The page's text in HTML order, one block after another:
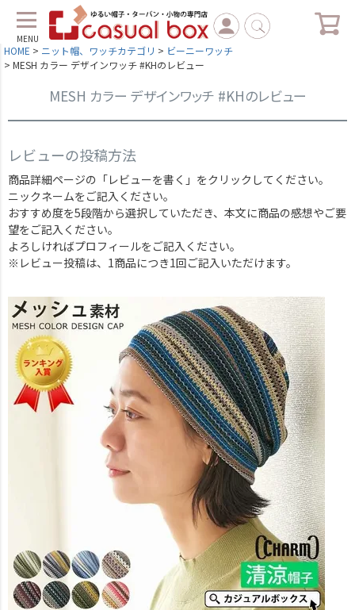
MENU
HOME ニット帽、ワッチカテゴリ
ビーニーワッチ
MESH カラー デザインワッチ #KHのレビュー
MESH カラー デザインワッチ #KHのレビュー
レビューの投稿方法
商品詳細ページの「レビューを書く」をクリックしてください。
ニックネームをご記入ください。
おすすめ度を5段階から選択していただき、本文に商品の感想やご要
望をご記入ください。
よろしければプロフィールをご記入ください。
※レビュー投稿は、1商品につき1回ご記入いただけます。